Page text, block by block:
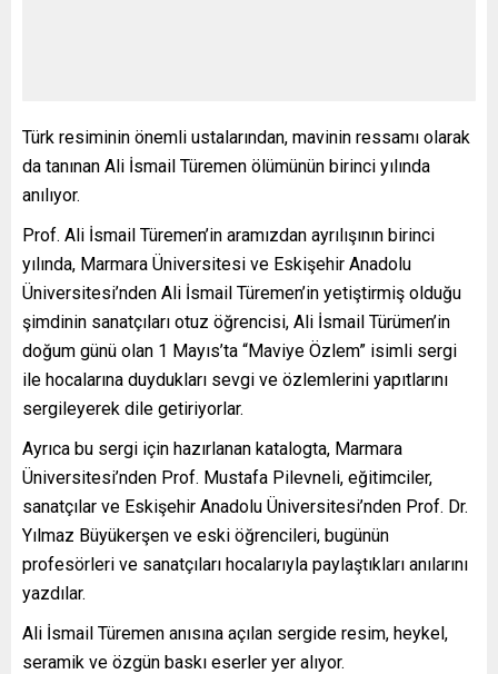
Türk resiminin önemli ustalarından, mavinin ressamı olarak
da tanınan Ali İsmail Türemen ölümünün birinci yılında
anılıyor.
Prof. Ali İsmail Türemen’in aramızdan ayrılışının birinci
yılında, Marmara Üniversitesi ve Eskişehir Anadolu
Üniversitesi’nden Ali İsmail Türemen’in yetiştirmiş olduğu
şimdinin sanatçıları otuz öğrencisi, Ali İsmail Türümen’in
doğum günü olan 1 Mayıs’ta “Maviye Özlem” isimli sergi
ile hocalarına duydukları sevgi ve özlemlerini yapıtlarını
sergileyerek dile getiriyorlar.
Ayrıca bu sergi için hazırlanan katalogta, Marmara
Üniversitesi’nden Prof. Mustafa Pilevneli, eğitimciler,
sanatçılar ve Eskişehir Anadolu Üniversitesi’nden Prof. Dr.
Yılmaz Büyükerşen ve eski öğrencileri, bugünün
profesörleri ve sanatçıları hocalarıyla paylaştıkları anılarını
yazdılar.
Ali İsmail Türemen anısına açılan sergide resim, heykel,
seramik ve özgün baskı eserler yer alıyor.